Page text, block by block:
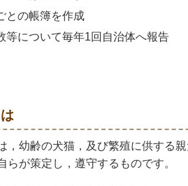
との帳簿を作成
等について毎年1回自治体へ報告
，幼齢の犬猫，及び繁殖に供する
が策定し，遵守するものです。